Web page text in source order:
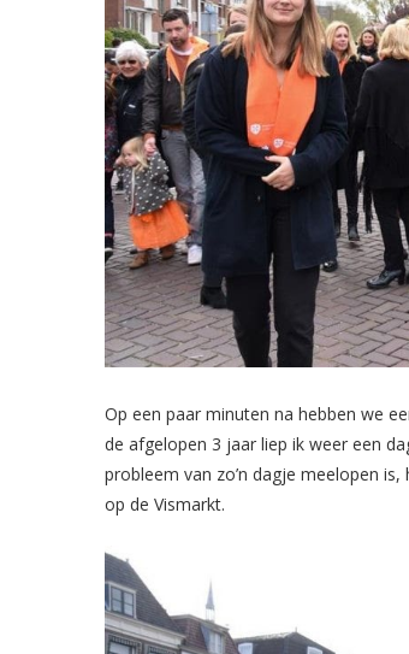
Op een paar minuten na hebben we
de afgelopen 3 jaar liep ik weer een
probleem van zo’n dagje meelopen
op de Vismarkt.